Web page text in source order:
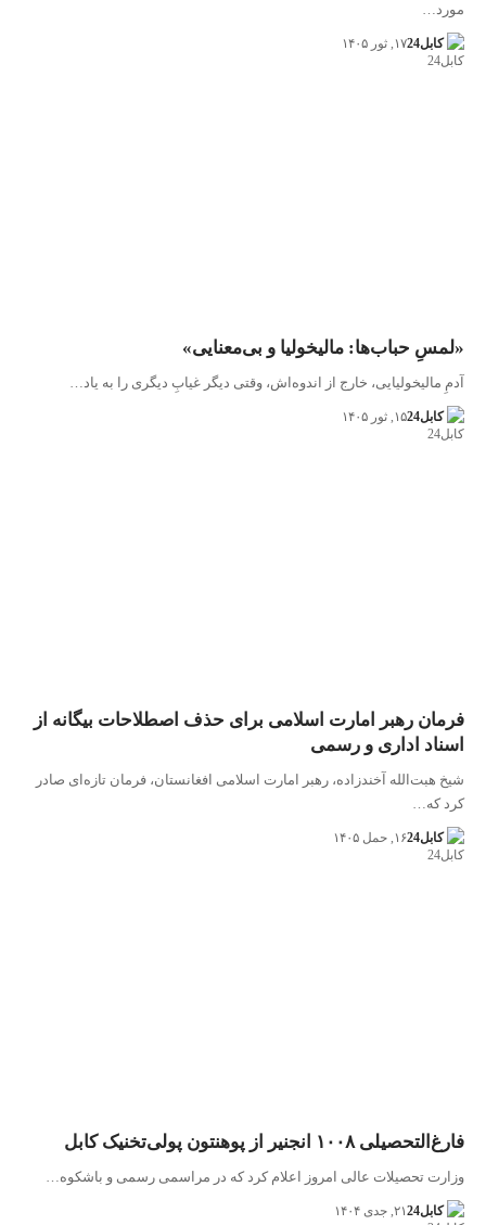
مورد…
کابل24 ۱۷, ثور ۱۴۰۵
«لمسِ حباب‌ها: مالیخولیا و بی‌معنایی»
آدمِ مالیخولیایی، خارج از اندوه‌اش، وقتی دیگر غیابِ دیگری را به یاد…
کابل24 ۱۵, ثور ۱۴۰۵
فرمان رهبر امارت اسلامی برای حذف اصطلاحات بیگانه از
اسناد اداری و رسمی
شیخ هبت‌الله آخندزاده، رهبر امارت اسلامی افغانستان، فرمان تازه‌ای صادر
کرد که…
کابل24 ۱۶, حمل ۱۴۰۵
فارغ‌التحصیلی ۱۰۰۸ انجنیر از پوهنتون پولی‌تخنیک کابل
وزارت تحصیلات عالی امروز اعلام کرد که در مراسمی رسمی و باشکوه…
کابل24 ۲۱, جدی ۱۴۰۴